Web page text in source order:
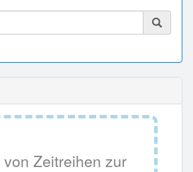
Zeitreihen zur